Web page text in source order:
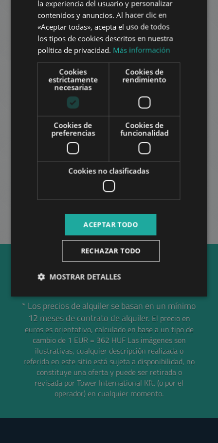
Distrito 2 • 3 dormitorios • 110 m
AÑADIR A LA LISTA
HŰVÖSVÖLGYI ÚT
724.000 HUF
Distrito 2 • 3 dormitorios • 100 m
MÁS
* Los precios de alquiler se basan en un mínimo
12 meses de contrato de alquiler. El precio en
euros es orientativo, calculado en base a un tipo de
cambio de 1 EUR = 362 HUF Las imágenes son
ilustrativas, cualquier descripción realizada o
referida en este sitio está sujeta a disponibilidad, no
constituye una oferta y puede ser retirada o
revisada por Tower International Kft. (o por el
operador) en cualquier momento.
FRENCH
SPANISH
RUSSIAN
la experiencia del usuario y personalizar
contenidos y anuncios. Al hacer clic en
«Aceptar todas», acepta el uso de todos
los tipos de cookies descritos en nuestra
política de privacidad. Más información
Cookies
estrictamente
necesarias
Cookies de
rendimiento
Cookies de
preferencias
Cookies de
funcionalidad
Cookies no clasificadas
ACEPTAR TODO
RECHAZAR TODO
MOSTRAR DETALLES